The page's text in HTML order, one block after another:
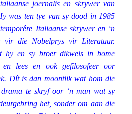
joernalis en skrywer van
was ten tye van sy dood in 1985
Italiaanse skrywer en ‘n
vir die Nobelprys vir Literatuur.
hy en sy broer dikwels in bome
lees en ook gefilosofeer oor
Dít is dan moontlik wat hom die
te skryf oor ‘n man wat sy
het, sonder om aan die